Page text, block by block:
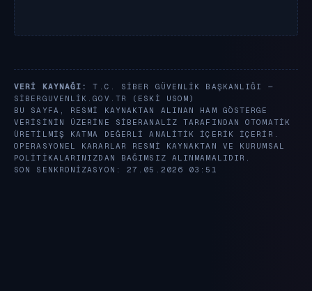
VERI KAYNAĞI:
T.C. SIBER GÜVENLIK BAŞKANLIĞI —
SIBERGUVENLIK.GOV.TR
(ESKI USOM)
BU SAYFA, RESMI KAYNAKTAN ALINAN HAM GÖSTERGE
VERISININ ÜZERINE SIBERANALIZ TARAFINDAN OTOMATIK
ÜRETILMIŞ KATMA DEĞERLI ANALITIK IÇERIK IÇERIR.
OPERASYONEL KARARLAR RESMI KAYNAKTAN VE KURUMSAL
POLITIKALARINIZDAN BAĞIMSIZ ALINMAMALIDIR.
SON SENKRONIZASYON: 27.05.2026 03:51